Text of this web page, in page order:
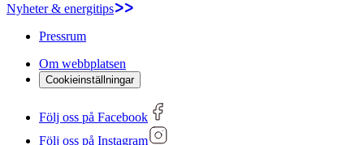
Nyheter & energitips
Pressrum
Om webbplatsen
Cookieinställningar
Följ oss på Facebook
Följ oss på Instagram